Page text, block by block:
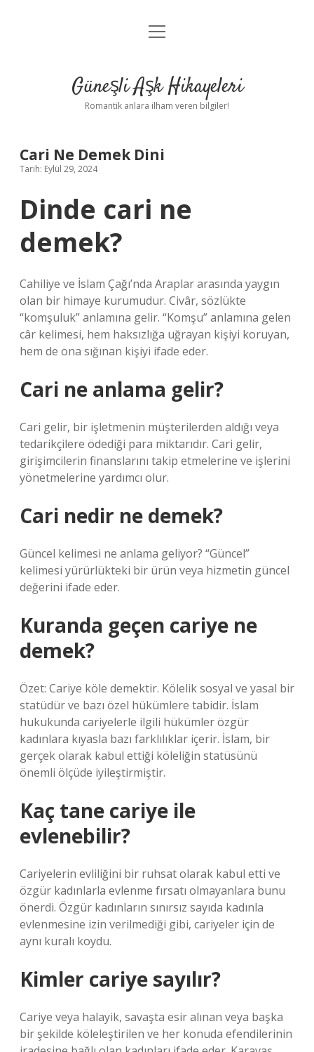
Anasayfa
Yasal Uyarı
menüyü
Güneşli Aşk Hikayeleri
Romantik anlara ilham veren bilgiler!
Cari Ne Demek Dini
Tarih: Eylül 29, 2024
Dinde cari ne
demek?
Cahiliye ve İslam Çağı’nda Araplar arasında yaygın
olan bir himaye kurumudur. Civâr, sözlükte
“komşuluk” anlamına gelir. “Komşu” anlamına gelen
câr kelimesi, hem haksızlığa uğrayan kişiyi koruyan,
hem de ona sığınan kişiyi ifade eder.
Cari ne anlama gelir?
Cari gelir, bir işletmenin müşterilerden aldığı veya
tedarikçilere ödediği para miktarıdır. Cari gelir,
girişimcilerin finanslarını takip etmelerine ve işlerini
yönetmelerine yardımcı olur.
Cari nedir ne demek?
Güncel kelimesi ne anlama geliyor? “Güncel”
kelimesi yürürlükteki bir ürün veya hizmetin güncel
değerini ifade eder.
Kuranda geçen cariye ne
demek?
Özet: Cariye köle demektir. Kölelik sosyal ve yasal bir
statüdür ve bazı özel hükümlere tabidir. İslam
hukukunda cariyelerle ilgili hükümler özgür
kadınlara kıyasla bazı farklılıklar içerir. İslam, bir
gerçek olarak kabul ettiği köleliğin statüsünü
önemli ölçüde iyileştirmiştir.
Kaç tane cariye ile
evlenebilir?
Cariyelerin evliliğini bir ruhsat olarak kabul etti ve
özgür kadınlarla evlenme fırsatı olmayanlara bunu
önerdi. Özgür kadınların sınırsız sayıda kadınla
evlenmesine izin verilmediği gibi, cariyeler için de
aynı kuralı koydu.
Kimler cariye sayılır?
Cariye veya halayik, savaşta esir alınan veya başka
bir şekilde köleleştirilen ve her konuda efendilerinin